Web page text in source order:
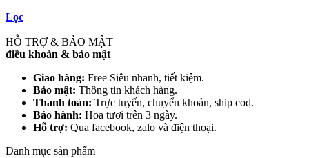
Lọc
HỖ TRỢ & BẢO MẬT
điều khoản & bảo mật
Giao hàng: Free Siêu nhanh, tiết kiệm.
Bảo mật: Thông tin khách hàng.
Thanh toán: Trực tuyến, chuyển khoản, ship cod.
Bảo hành: Hoa tươi trên 3 ngày.
Hỗ trợ: Qua facebook, zalo và điện thoại.
Danh mục sản phẩm